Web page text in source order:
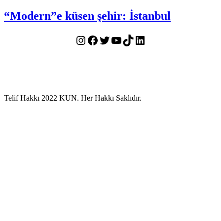
“Modern”e küsen şehir: İstanbul
Instagram
Facebook
Twitter
YouTube
TikTokLinkedIn
Telif Hakkı 2022 KUN. Her Hakkı Saklıdır.